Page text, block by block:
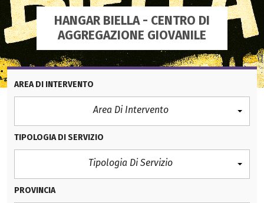
HANGAR BIELLA - CENTRO DI
AGGREGAZIONE GIOVANILE
AREA DI INTERVENTO
Area Di Intervento
TIPOLOGIA DI SERVIZIO
Tipologia Di Servizio
PROVINCIA